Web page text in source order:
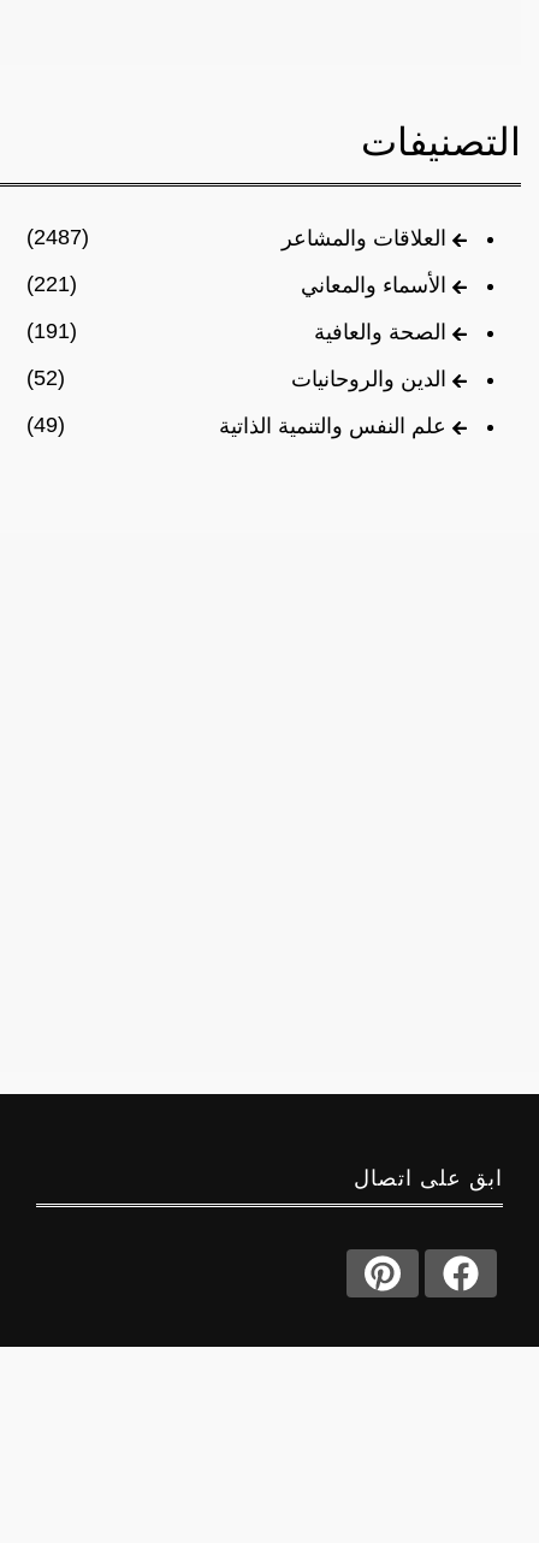
التصنيفات
العلاقات والمشاعر
(2487)
الأسماء والمعاني
(221)
الصحة والعافية
(191)
الدين والروحانيات
(52)
علم النفس والتنمية الذاتية
(49)
ابق على اتصال